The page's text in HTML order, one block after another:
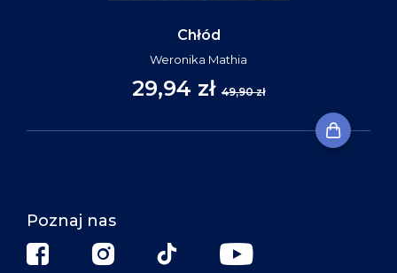
Chłód
Weronika Mathia
29,94 zł 49,90 zł
Poznaj nas